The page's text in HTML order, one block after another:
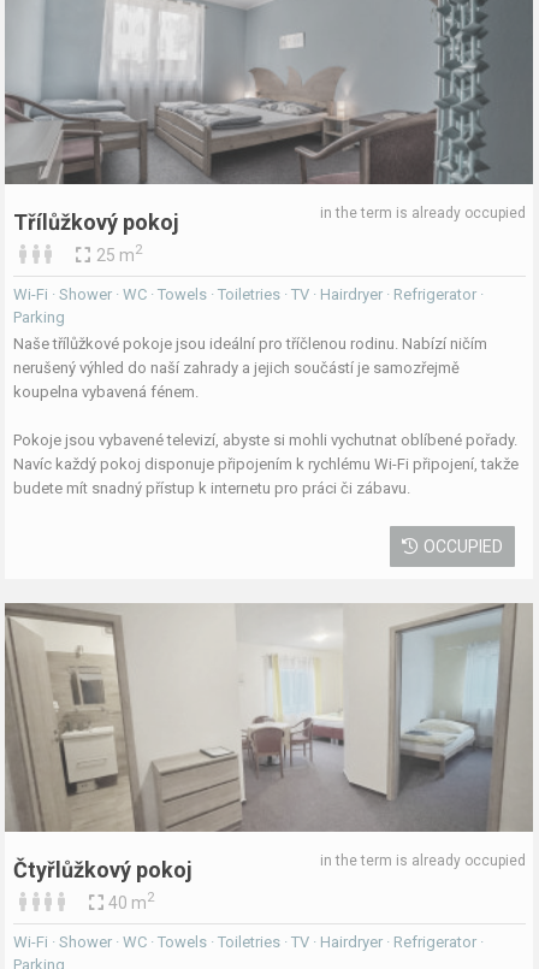
Třílůžkový pokoj
25 m2
in the term is already occupied
Wi-Fi · Shower · WC · Towels · Toiletries · TV · Hairdryer · Refrigerator ·
Parking
Naše třílůžkové pokoje jsou ideální pro tříčlenou rodinu. Nabízí ničím
nerušený výhled do naší zahrady a jejich součástí je samozřejmě
koupelna vybavená fénem.
Pokoje jsou vybavené televizí, abyste si mohli vychutnat oblíbené pořady.
Navíc každý pokoj disponuje připojením k rychlému Wi-Fi připojení, takže
budete mít snadný přístup k internetu pro práci či zábavu.
OCCUPIED
Čtyřlůžkový pokoj
40 m2
in the term is already occupied
Wi-Fi · Shower · WC · Towels · Toiletries · TV · Hairdryer · Refrigerator ·
Parking